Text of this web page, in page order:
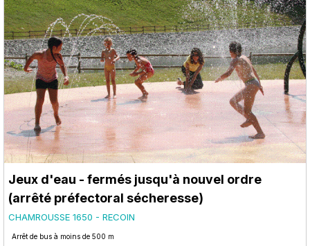
Jeux d'eau - fermés jusqu'à nouvel ordre
(arrêté préfectoral sécheresse)
CHAMROUSSE 1650 - RECOIN
Arrêt de bus à moins de 500 m